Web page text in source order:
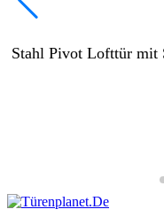
Stahl Pivot Lofttür mit